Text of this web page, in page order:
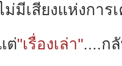
ม่มีเสียงแห่งกา
ต่"เรื่องเล่า"....ก